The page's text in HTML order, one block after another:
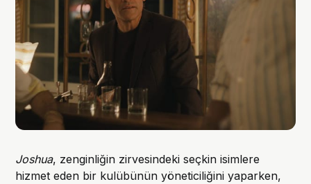
Joshua, zenginliğin zirvesindeki seçkin isimlere
hizmet eden bir kulübünün yöneticiliğini yaparken,